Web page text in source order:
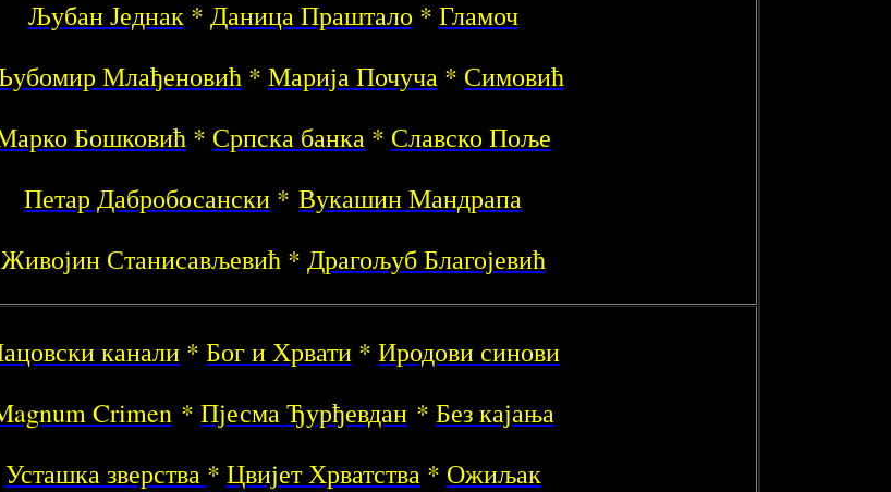
Љубан Једнак* Даница Праштало * Гламоч
Млађеновић * Марија Почуча * Симовић
Бошковић * Српска банка * Славско Поље
Петар Дабробосански * Вукашин Мандрапа
Живојин Станисављевић * Драгољуб Благојевић
канали * Бог и Хрвати * Иродови синови
Crimen * Пјесма Ђурђевдан * Без кајања
Усташка зверства * Цвијет Хрватства* Ожиљак